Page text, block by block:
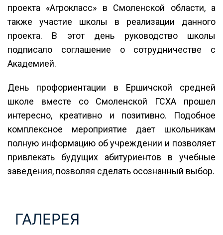
проекта «Агрокласс» в Смоленской области, а
также участие школы в реализации данного
проекта. В этот день руководство школы
подписало соглашение о сотрудничестве с
Академией.
День профориентации в Ершичской средней
школе вместе со Смоленской ГСХА прошел
интересно, креативно и позитивно. Подобное
комплексное мероприятие дает школьникам
полную информацию об учреждении и позволяет
привлекать будущих абитуриентов в учебные
заведения, позволяя сделать осознанный выбор.
ГАЛЕРЕЯ